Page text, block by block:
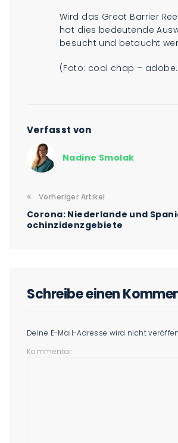
Wird das Great Barrier
hat dies bedeutende
besucht und betaucht
(Foto: cool chap –
Verfasst von
Nadine Smolak
Vorheriger Artikel
Corona: Niederlande und
ochinzidenzgebiete
Schreibe einen
Deine E-Mail-Adresse wird nicht
Kommentar